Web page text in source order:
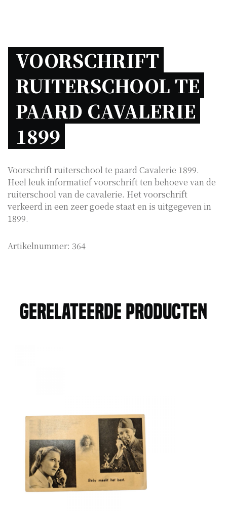
VOORSCHRIFT
RUITERSCHOOL TE
PAARD CAVALERIE
1899
Voorschrift ruiterschool te paard Cavalerie 1899.
Heel leuk informatief voorschrift ten behoeve van de
ruiterschool van de cavalerie. Het voorschrift
verkeerd in een zeer goede staat en is uitgegeven in
1899.
Artikelnummer: 364
Gerelateerde producten